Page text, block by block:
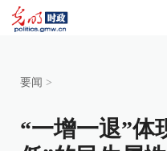
要闻 >
“一增一退”体